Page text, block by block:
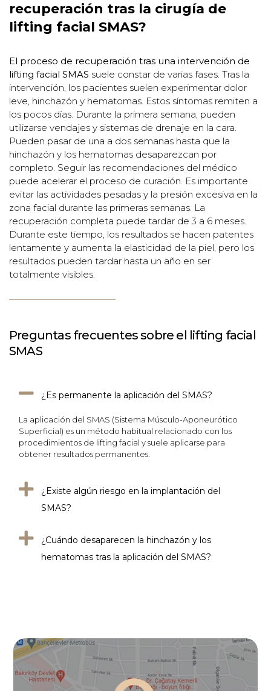
recuperación tras la cirugía de
lifting facial SMAS?
El proceso de recuperación tras una intervención de
lifting facial SMAS suele constar de varias fases. Tras la
intervención, los pacientes suelen experimentar dolor
leve, hinchazón y hematomas. Estos síntomas remiten a
los pocos días. Durante la primera semana, pueden
utilizarse vendajes y sistemas de drenaje en la cara.
Pueden pasar de una a dos semanas hasta que la
hinchazón y los hematomas desaparezcan por
completo. Seguir las recomendaciones del médico
puede acelerar el proceso de curación. Es importante
evitar las actividades pesadas y la presión excesiva en la
zona facial durante las primeras semanas. La
recuperación completa puede tardar de 3 a 6 meses.
Durante este tiempo, los resultados se hacen patentes
lentamente y aumenta la elasticidad de la piel, pero los
resultados pueden tardar hasta un año en ser
totalmente visibles.
Preguntas frecuentes sobre el lifting facial
SMAS
¿Es permanente la aplicación del SMAS?
La aplicación del SMAS (Sistema Músculo-Aponeurótico
Superficial) es un método habitual relacionado con los
procedimientos de lifting facial y suele aplicarse para
obtener resultados permanentes.
¿Existe algún riesgo en la implantación del
SMAS?
¿Cuándo desaparecen la hinchazón y los
hematomas tras la aplicación del SMAS?